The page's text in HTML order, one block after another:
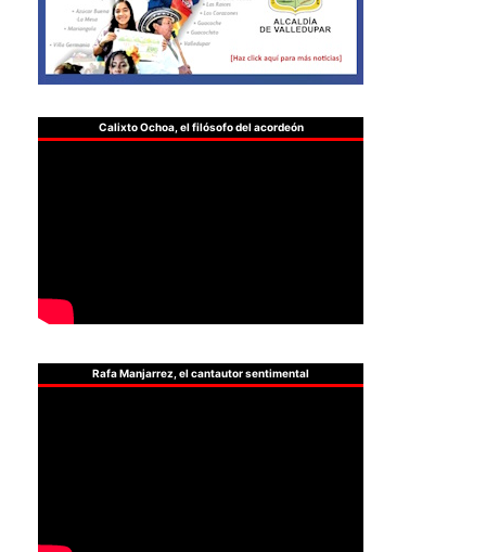
Calixto Ochoa, el filósofo del acordeón
Rafa Manjarrez, el cantautor sentimental